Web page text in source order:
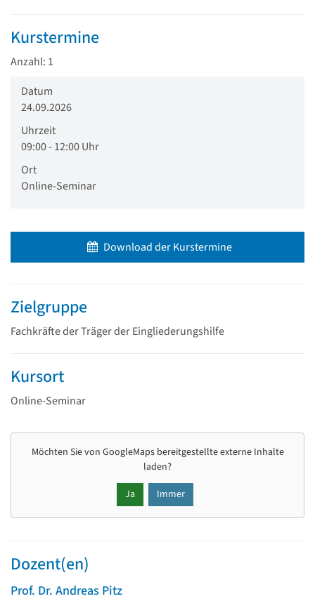
Kurstermine
Anzahl: 1
Datum
24.09.2026
Uhrzeit
09:00 - 12:00 Uhr
Ort
Online-Seminar
Download der Kurstermine
Zielgruppe
Fachkräfte der Träger der Eingliederungshilfe
Kursort
Online-Seminar
Möchten Sie von GoogleMapsbereitgestellte externe Inhalte
laden?
Ja
Immer
Dozent(en)
Prof. Dr. Andreas Pitz